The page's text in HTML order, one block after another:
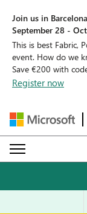
Join us in
September 28 -
This is best Fabric,
event. How do we
Save €200 with
Register now